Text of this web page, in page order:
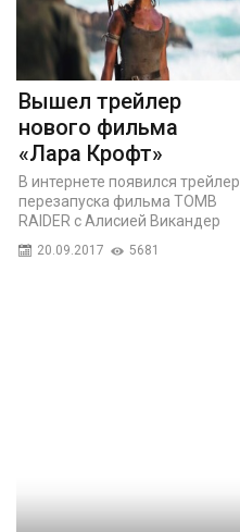
Вышел трейлер
нового фильма
«Лара Крофт»
В интернете появился трейлер
перезапуска фильма TOMB
RAIDER с Алисией Викандер
20.09.2017 5681